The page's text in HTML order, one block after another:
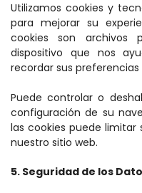
Utilizamos cookies y
para mejorar su
cookies son archivos
dispositivo que nos
recordar sus
Puede controlar o
configuración de su
las cookies puede
nuestro sitio web.
5. Seguridad de los